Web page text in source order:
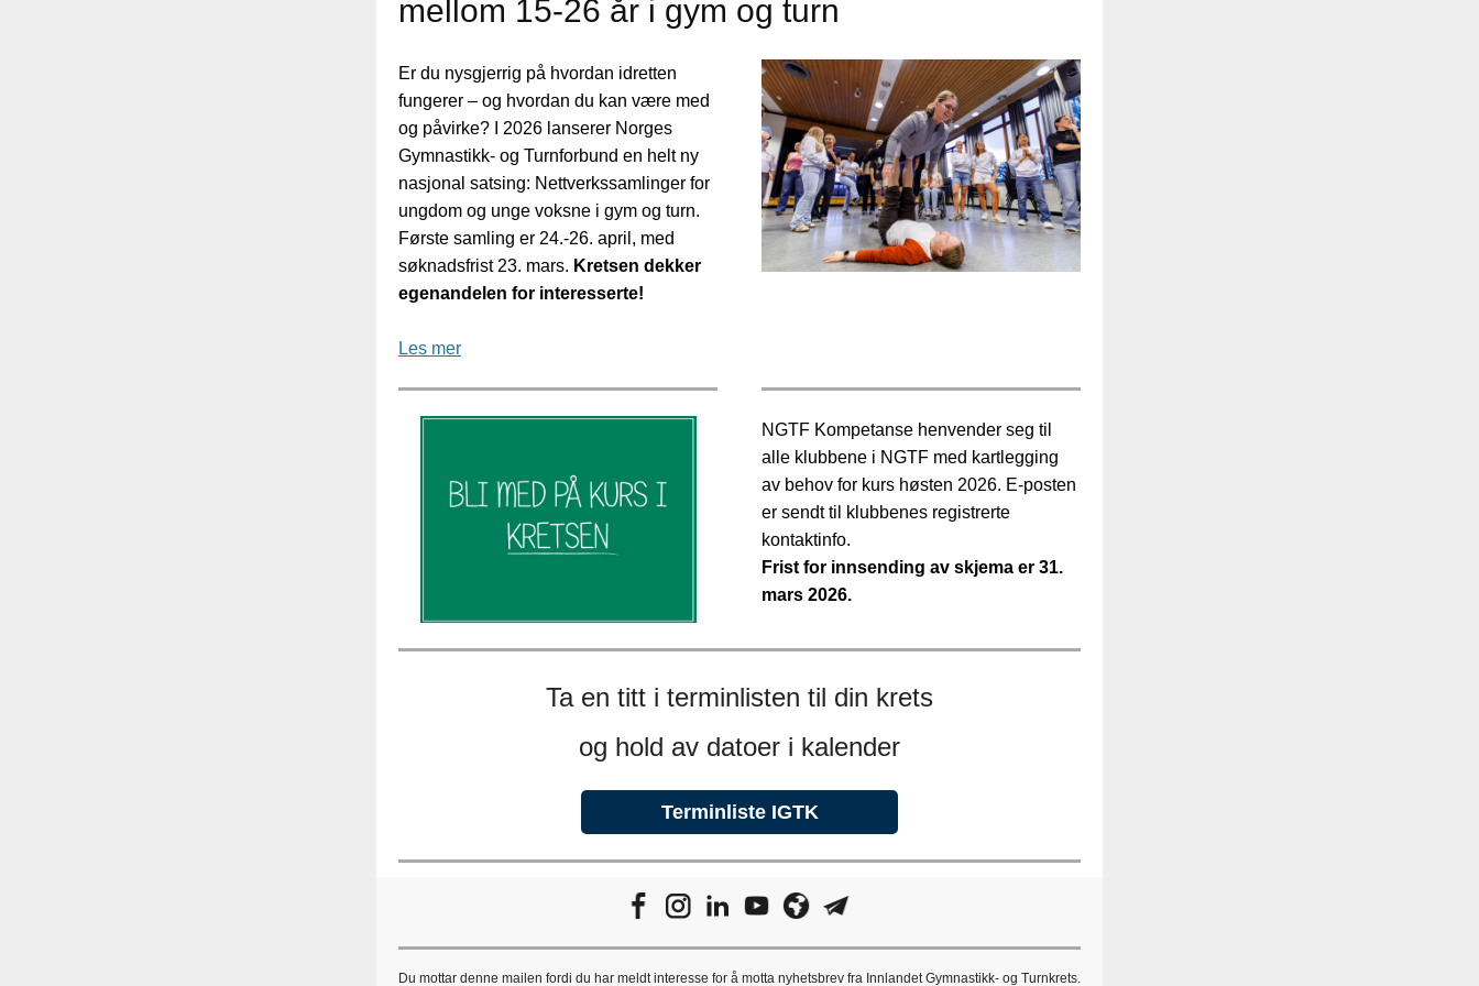
mellom 15-26 år i gym og turn
Er du nysgjerrig på hvordan idretten
fungerer – og hvordan du kan være med
og påvirke? I 2026 lanserer Norges
Gymnastikk- og Turnforbund en helt ny
nasjonal satsing: Nettverkssamlinger for
ungdom og unge voksne i gym og turn.
Første samling er 24.-26. april, med
søknadsfrist 23. mars. Kretsen dekker
egenandelen for interesserte!
Les mer
NGTF Kompetanse henvender seg til
alle klubbene i NGTF med kartlegging
av behov for kurs høsten 2026. E-posten
er sendt til klubbenes registrerte
kontaktinfo.
Frist for innsending av skjema er 31.
mars 2026.
Ta en titt i terminlisten til din krets
og hold av datoer i kalender
Terminliste IGTK
Du mottar denne mailen fordi du har meldt interesse for å motta nyhetsbrev fra Innlandet Gymnastikk- og Turnkrets.